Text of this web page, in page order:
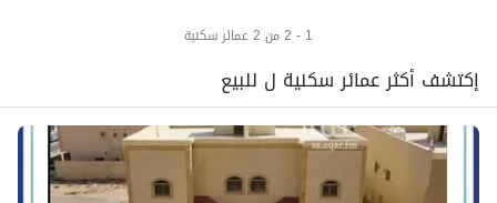
1 - 2 من 2 عمائر سكنية
إكتشف أكثر عمائر سكنية ل للبيع